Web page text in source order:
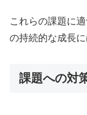
これらの課題に
の持続的な成長に
課題への対